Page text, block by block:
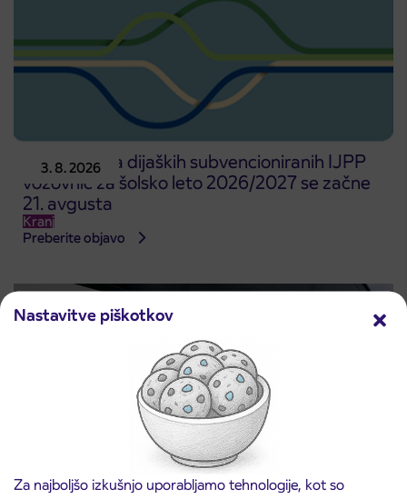
Nastavitve piškotkov
Za najboljšo izkušnjo uporabljamo tehnologije, kot so
3. 8. 2026
Predprodaja dijaških subvencioniranih IJPP
vozovnic za šolsko leto 2026/2027 se začne
21. avgusta
Kranj
Preberite objavo